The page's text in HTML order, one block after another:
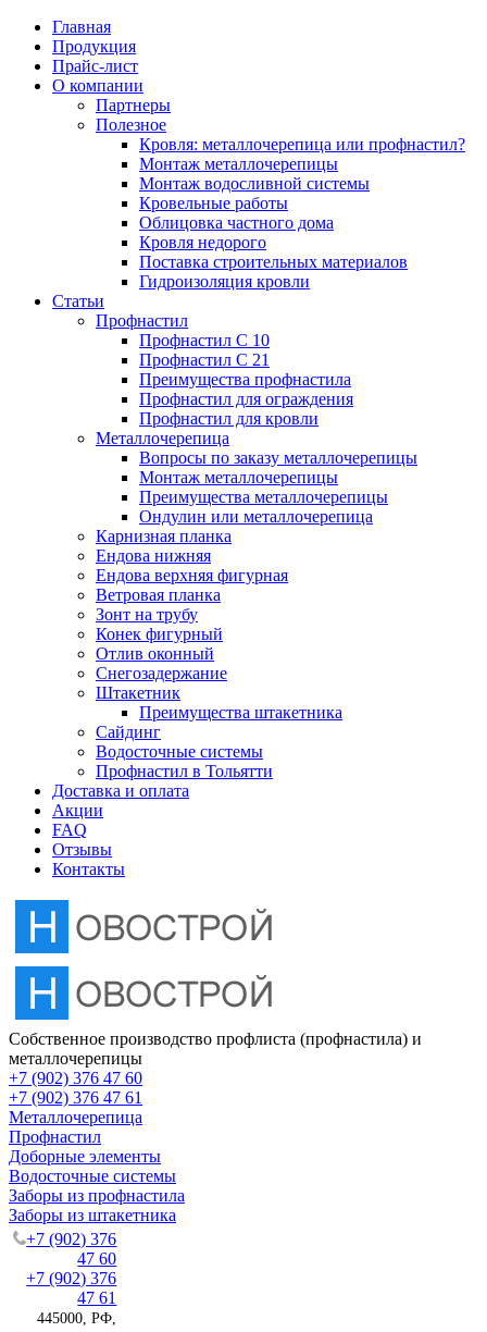
Главная
Продукция
Прайс-лист
О компании
Партнеры
Полезное
Кровля: металлочерепица или профнастил?
Монтаж металлочерепицы
Монтаж водосливной системы
Кровельные работы
Облицовка частного дома
Кровля недорого
Поставка строительных материалов
Гидроизоляция кровли
Статьи
Профнастил
Профнастил С 10
Профнастил С 21
Преимущества профнастила
Профнастил для ограждения
Профнастил для кровли
Металлочерепица
Вопросы по заказу металлочерепицы
Монтаж металлочерепицы
Преимущества металлочерепицы
Ондулин или металлочерепица
Карнизная планка
Ендова нижняя
Ендова верхняя фигурная
Ветровая планка
Зонт на трубу
Конек фигурный
Отлив оконный
Снегозадержание
Штакетник
Преимущества штакетника
Сайдинг
Водосточные системы
Профнастил в Тольятти
Доставка и оплата
Акции
FAQ
Отзывы
Контакты
Партнеры
Полезное
Монтаж
Кровельные
Профнастил
Профнастил С
Металлочерепица Монтаж
Карнизная планка
Ендова нижняя
Ендова верхняя фигурная
Ветровая планка
Зонт на трубу
Конек фигурный
Отлив оконный
Снегозадержание
Штакетник
Сайдинг
Водосточные системы
Профнастил в Тольятти
Цена на профнастил
Цена на металлочерепицу
Собственное производство профлиста (профнастила) и
металлочерепицы
+7 (902) 376 47 60
+7 (902) 376 47 61
Металлочерепица
Профнастил
Доборные элементы
Водосточные системы
Заборы из профнастила
Заборы из штакетника
+7 (902) 376
47 60
+7 (902) 376
47 61
445000, РФ,